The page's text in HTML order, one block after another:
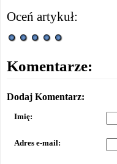
Oceń artykuł:
Komentarze:
Dodaj Komentarz:
Imię:
Adres e-mail: